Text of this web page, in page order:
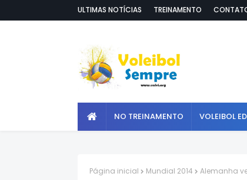
ULTIMAS NOTÍCIAS TREINAMENTO
NO TREINAMENTO VOLEIBOL
Página inicial Mundial 2014 Alemanha